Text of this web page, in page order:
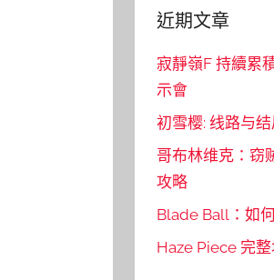
近期文章
寂靜嶺F 持續累
示會
初雪樱: 线路与
哥布林维克：窃
攻略
Blade Ball：如
Haze Piece 完